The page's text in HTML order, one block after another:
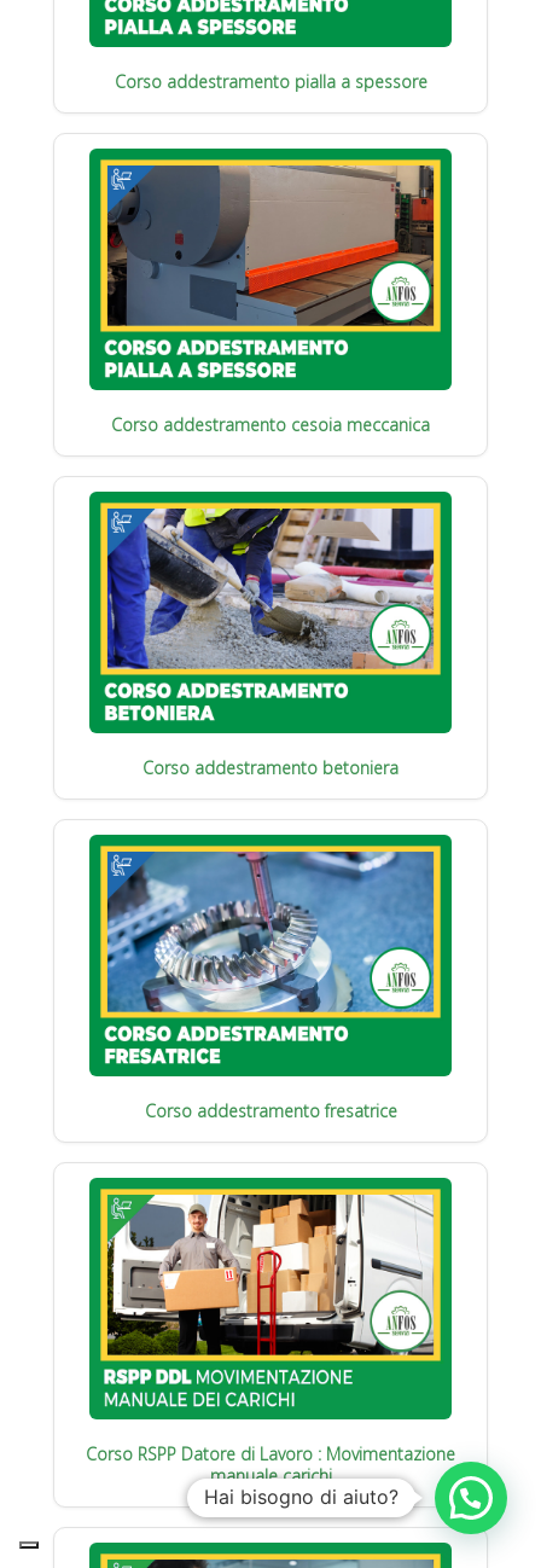
Corso addestramento pialla a spessore
Corso addestramento cesoia meccanica
Corso addestramento betoniera
Corso addestramento fresatrice
Corso RSPP Datore di Lavoro : Movimentazione
manuale carichi
Hai bisogno di aiuto?